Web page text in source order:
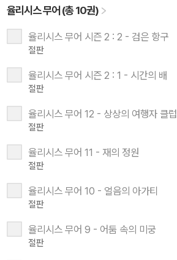
율리시스 무어 (총 10권)
율리시스 무어 시즌 2 : 2 - 검은 항구
절판
율리시스 무어 시즌 2 : 1 - 시간의 배
절판
율리시스 무어 12 - 상상의 여행자 클럽
절판
율리시스 무어 11 - 재의 정원
절판
율리시스 무어 10 - 얼음의 아가티
절판
율리시스 무어 9 - 어둠 속의 미궁
절판